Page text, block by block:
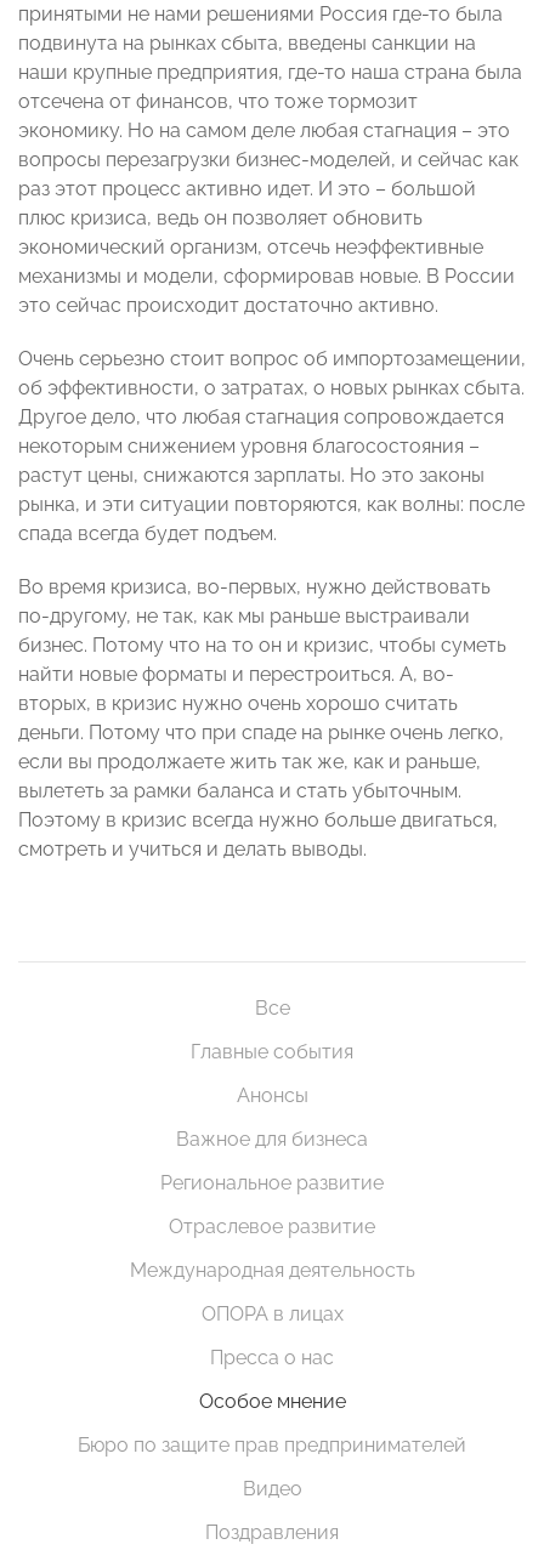
принятыми не нами решениями Россия где-то была
подвинута на рынках сбыта, введены санкции на
наши крупные предприятия, где-то наша страна была
отсечена от финансов, что тоже тормозит
экономику. Но на самом деле любая стагнация – это
вопросы перезагрузки бизнес-моделей, и сейчас как
раз этот процесс активно идет. И это – большой
плюс кризиса, ведь он позволяет обновить
экономический организм, отсечь неэффективные
механизмы и модели, сформировав новые. В России
это сейчас происходит достаточно активно.
Очень серьезно стоит вопрос об импортозамещении,
об эффективности, о затратах, о новых рынках сбыта.
Другое дело, что любая стагнация сопровождается
некоторым снижением уровня благосостояния –
растут цены, снижаются зарплаты. Но это законы
рынка, и эти ситуации повторяются, как волны: после
спада всегда будет подъем.
Во время кризиса, во-первых, нужно действовать
по-другому, не так, как мы раньше выстраивали
бизнес. Потому что на то он и кризис, чтобы суметь
найти новые форматы и перестроиться. А, во-
вторых, в кризис нужно очень хорошо считать
деньги. Потому что при спаде на рынке очень легко,
если вы продолжаете жить так же, как и раньше,
вылететь за рамки баланса и стать убыточным.
Поэтому в кризис всегда нужно больше двигаться,
смотреть и учиться и делать выводы.
Все
Главные события
Анонсы
Важное для бизнеса
Региональное развитие
Отраслевое развитие
Международная деятельность
ОПОРА в лицах
Пресса о нас
Особое мнение
Бюро по защите прав предпринимателей
Видео
Поздравления